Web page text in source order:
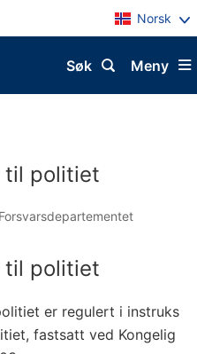
Norsk
Meny
Søk
til politiet
Forsvarsdepartementet
til politiet
er regulert i instruks
fastsatt ved Kongelig